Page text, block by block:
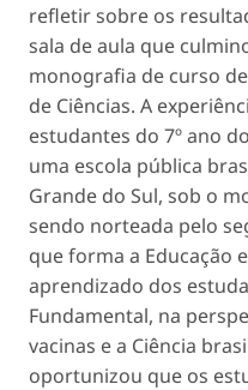
refletir sobre os
sala de aula que
monografia de curso
de Ciências. A
estudantes do 7º ano
uma escola pública
Grande do Sul, sob o
sendo norteada pelo
que forma a Educação
aprendizado dos
Fundamental, na
vacinas e a Ciência
oportunizou que os